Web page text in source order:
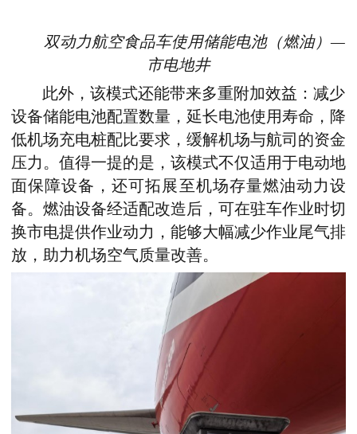
双动力航空食品车使用储能电池（燃油）—
市电地井
此外，该模式还能带来多重附加效益：减少
设备储能电池配置数量，延长电池使用寿命，降
低机场充电桩配比要求，缓解机场与航司的资金
压力。值得一提的是，该模式不仅适用于电动地
面保障设备，还可拓展至机场存量燃油动力设
备。燃油设备经适配改造后，可在驻车作业时切
换市电提供作业动力，能够大幅减少作业尾气排
放，助力机场空气质量改善。